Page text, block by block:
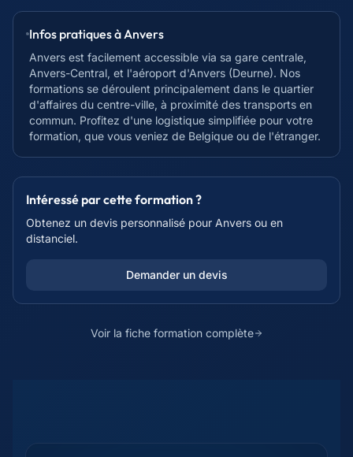
Infos pratiques àAnvers
Anvers est facilement accessible via sa gare centrale,
Anvers-Central, et l'aéroport d'Anvers (Deurne). Nos
formations se déroulent principalement dans le quartier
d'affaires du centre-ville, à proximité des transports en
commun. Profitez d'une logistique simplifiée pour votre
formation, que vous veniez de Belgique ou de l'étranger.
Intéressé par cette formation ?
Obtenez un devis personnalisé pour Anvers ou en
distanciel.
Demander un devis
Voir la fiche formation complète